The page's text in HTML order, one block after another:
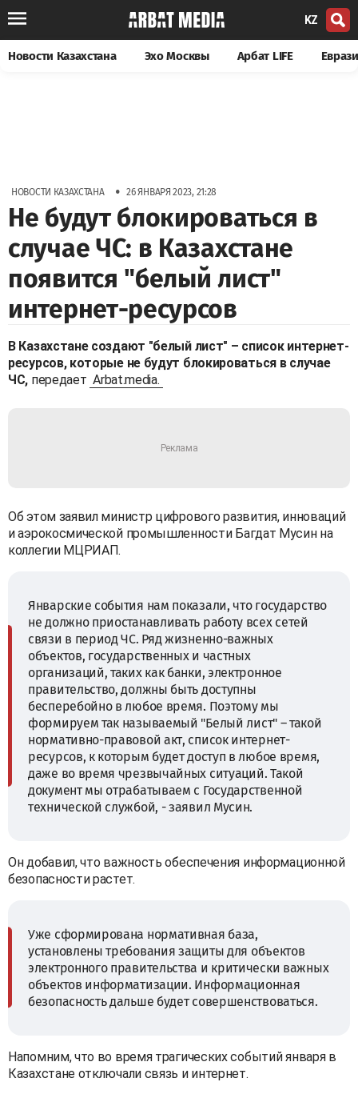
KZ
Новости Казахстана Эхо Москвы Арбат LIFE
НОВОСТИ КАЗАХСТАНА • 26 ЯНВАРЯ 2023, 21:28
Не будут блокироваться в
случае ЧС: в Казахстане
появится "белый лист"
интернет-ресурсов
В Казахстане создают "белый лист" – список интернет-
ресурсов, которые не будут блокироваться в случае
ЧС, передает Arbat.media.
Об этом заявил министр цифрового развития, инноваций
и аэрокосмической промышленности Багдат Мусин на
коллегии МЦРИАП.
Январские события нам показали, что государство
не должно приостанавливать работу всех сетей
связи в период ЧС. Ряд жизненно-важных
объектов, государственных и частных
организаций, таких как банки, электронное
правительство, должны быть доступны
бесперебойно в любое время. Поэтому мы
формируем так называемый "Белый лист" – такой
нормативно-правовой акт, список интернет-
ресурсов, к которым будет доступ в любое время,
даже во время чрезвычайных ситуаций. Такой
документ мы отрабатываем с Государственной
технической службой, - заявил Мусин.
Он добавил, что важность обеспечения информационной
безопасности растет.
Уже сформирована нормативная база,
установлены требования защиты для объектов
электронного правительства и критически важных
объектов информатизации. Информационная
безопасность дальше будет совершенствоваться.
Напомним, что во время трагических событий января в
Казахстане отключали связь и интернет.